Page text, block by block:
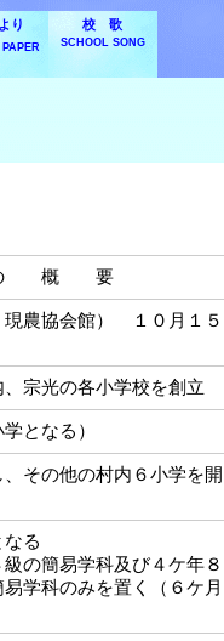
概 要
農協会館） １０月１５
宗光の各小学校を創立
となる）
その他の村内６小学を開
る
の簡易学科及び４ケ年８
学科のみを置く（６ケ月
り 校 歌
SCHOOL SONG